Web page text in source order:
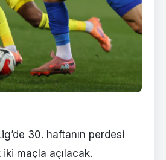
30. haftanın perdesi
maçla açılacak.